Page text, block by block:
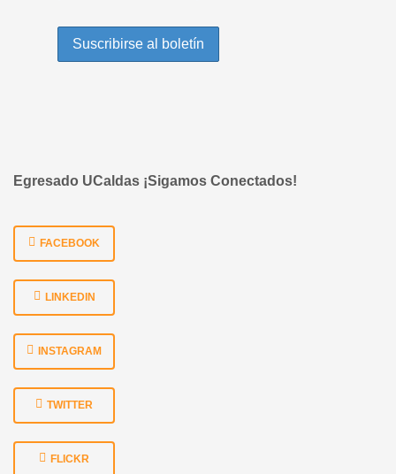
Egresado UCaldas ¡Sigamos Conectados!
FACEBOOK
LINKEDIN
INSTAGRAM
TWITTER
FLICKR